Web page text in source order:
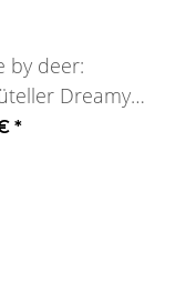
by deer:
Dreamy
Yummy Mini
*